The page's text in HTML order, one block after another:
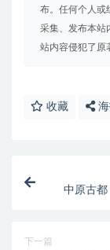
布。任何个人或
采集、发布本站
站内容侵犯了原
收藏 海
中原古都
下一篇